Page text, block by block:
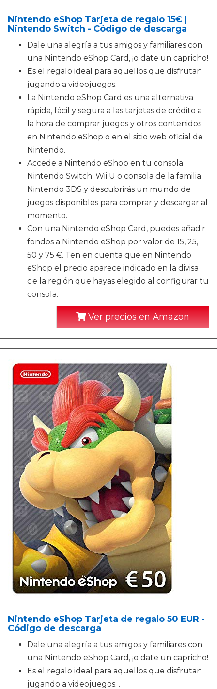
Nintendo eShop Tarjeta de regalo 15€ |
Nintendo Switch - Código de descarga
Dale una alegría a tus amigos y familiares con
una Nintendo eShop Card, ¡o date un capricho!
Es el regalo ideal para aquellos que disfrutan
jugando a videojuegos.
La Nintendo eShop Card es una alternativa
rápida, fácil y segura a las tarjetas de crédito a
la hora de comprar juegos y otros contenidos
en Nintendo eShop o en el sitio web oficial de
Nintendo.
Accede a Nintendo eShop en tu consola
Nintendo Switch, Wii U o consola de la familia
Nintendo 3DS y descubrirás un mundo de
juegos disponibles para comprar y descargar al
momento.
Con una Nintendo eShop Card, puedes añadir
fondos a Nintendo eShop por valor de 15, 25,
50 y 75 €. Ten en cuenta que en Nintendo
eShop el precio aparece indicado en la divisa
de la región que hayas elegido al configurar tu
consola.
Ver precios en Amazon
Nintendo eShop Tarjeta de regalo 50 EUR -
Código de descarga
Dale una alegría a tus amigos y familiares con
una Nintendo eShop Card, ¡o date un capricho!
Es el regalo ideal para aquellos que disfrutan
jugando a videojuegos. .